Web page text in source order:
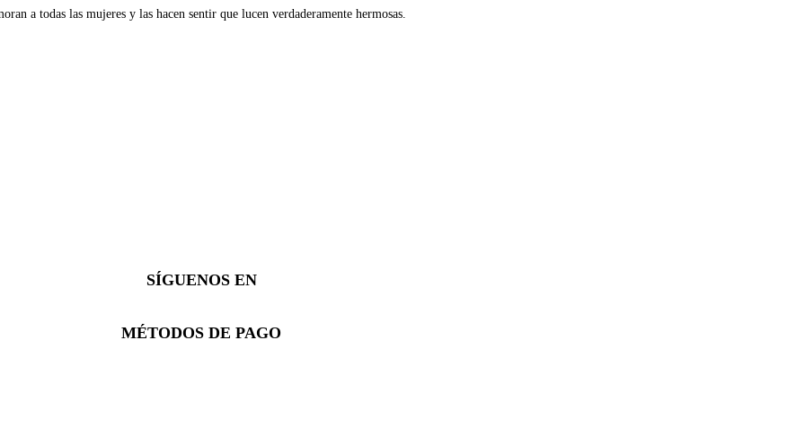
a todas las mujeres y las hacen sentir que lucen verdaderamente hermosas.
SÍGUENOS EN
Facebook
Instagram
Whatsapp
MÉTODOS DE PAGO